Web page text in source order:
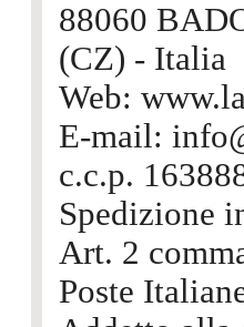
88060
(CZ) - Italia
Web:
E-mail:
c.c.p.
Spedizione
Art. 2
Poste